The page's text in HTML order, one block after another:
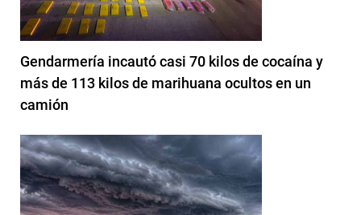
Gendarmería incautó casi 70 kilos de cocaína y
más de 113 kilos de marihuana ocultos en un
camión